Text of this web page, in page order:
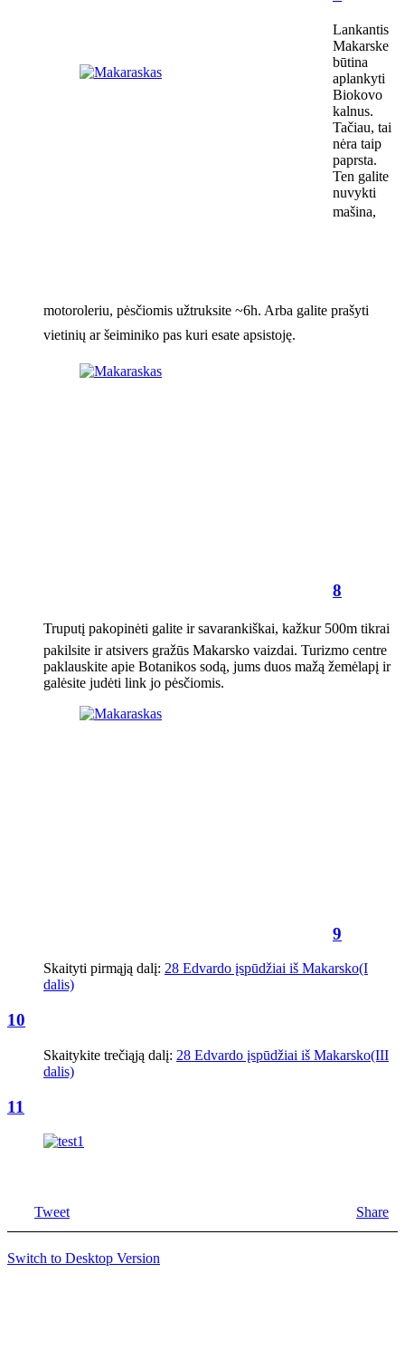
Lankantis
Makarske
būtina
aplankyti
Biokovo
kalnus.
Tačiau, tai
nėra taip
paprsta.
Ten galite
nuvykti
mašina,
motoroleriu, pėsčiomis užtruksite ~6h. Arba galite prašyti
vietinių ar šeiminiko pas kuri esate apsistoję.
8
Truputį pakopinėti galite ir savarankiškai, kažkur 500m tikrai
pakilsite ir atsivers gražūs Makarsko vaizdai. Turizmo centre
paklauskite apie Botanikos sodą, jums duos mažą žemėlapį ir
galėsite judėti link jo pėsčiomis.
9
Skaityti pirmąją dalį: 28 Edvardo įspūdžiai iš Makarsko(I
dalis)
10
Skaitykite trečiąją dalį: 28 Edvardo įspūdžiai iš Makarsko(III
dalis)
11
Tweet Share
Switch to Desktop Version